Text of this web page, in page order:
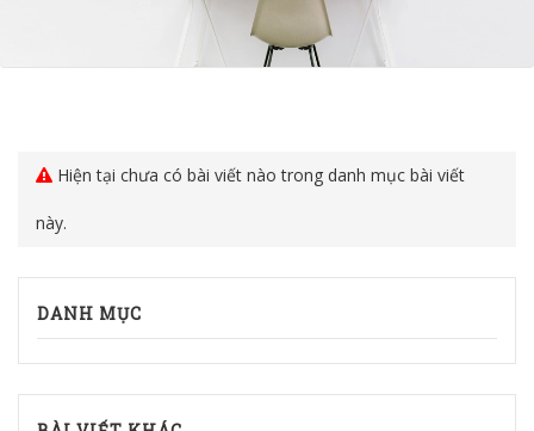
Hiện tại chưa có bài viết nào trong danh mục bài viết
này.
DANH MỤC